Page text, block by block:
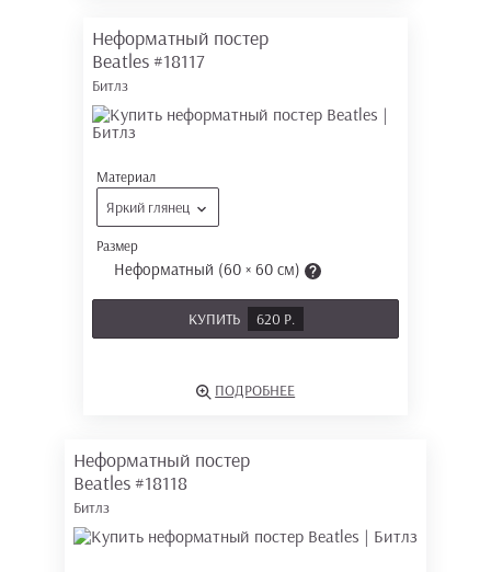
Неформатный постер
Beatles #18117
Битлз
Материал
Яркий глянец
Размер
Неформатный (60 × 60 см)
КУПИТЬ 620 Р.
ПОДРОБНЕЕ
Неформатный постер
Beatles #18118
Битлз